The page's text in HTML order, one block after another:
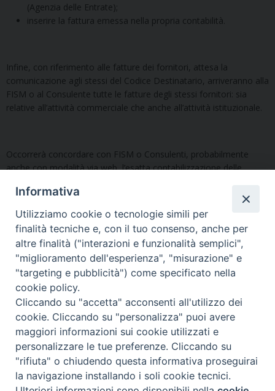
(Agenzia delle Entrate);
inserire la fattura emessa nella propria contabilità.
Infine, con riferimento alle fatture dei fornitori, attesa la
comunicazione agli stessi del Codice Destinatario, arriveranno alla
FISM o al Consulente tutte le fatture degli stessi fornitori: sia
relative all’attività commerciale che anche all’attività istituzionale.
Occorrerà concordare con FISM o Consulenti, probabilmente
anche con modalità via web, l’esatta contabilizzazione delle
fatture istituzionali.
Per le Parrocchiecon o senzaattività commerciale che non sono
in grado di provvedere agli adempimenti sopra descritti la FISM o i
Consulenti potranno rendersi disponibili ad intervenire secondo
modalità da concordare.
Copyright © Arcidiocesi di Udine
2018
Piazza Patriarcato, 1 - 33100 Udine
(UD) Tel. 0432.414.511 - Fax 0432.511.838 C.F. 80013900305
Informativa
Utilizziamo cookie o tecnologie simili per
finalità tecniche e, con il tuo consenso, anche per
altre finalità ("interazioni e funzionalità semplici",
"miglioramento dell'esperienza", "misurazione" e
"targeting e pubblicità") come specificato nella
cookie policy.
Cliccando su "accetta" acconsenti all'utilizzo dei
cookie. Cliccando su "personalizza" puoi avere
maggiori informazioni sui cookie utilizzati e
personalizzare le tue preferenze. Cliccando su
"rifiuta" o chiudendo questa informativa proseguirai
la navigazione installando i soli cookie tecnici.